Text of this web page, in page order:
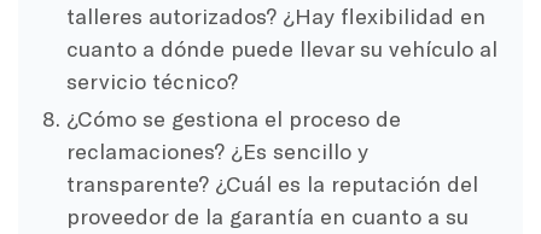
talleres autorizados? ¿Hay flexibilidad en
cuanto a dónde puede llevar su vehículo al
servicio técnico?
¿Cómo se gestiona el proceso de
reclamaciones? ¿Es sencillo y
transparente? ¿Cuál es la reputación del
proveedor de la garantía en cuanto a su